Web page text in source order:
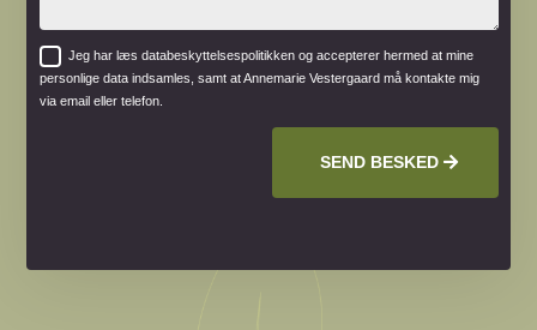
Jeg har læs databeskyttelsespolitikken og accepterer hermed at mine
personlige data indsamles, samt at Annemarie Vestergaard må kontakte mig
via email eller telefon.
SEND BESKED